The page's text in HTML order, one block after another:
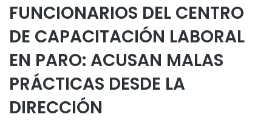
FUNCIONARIOS DEL CENTRO
DE CAPACITACIÓN LABORAL
EN PARO: ACUSAN MALAS
PRÁCTICAS DESDE LA
DIRECCIÓN